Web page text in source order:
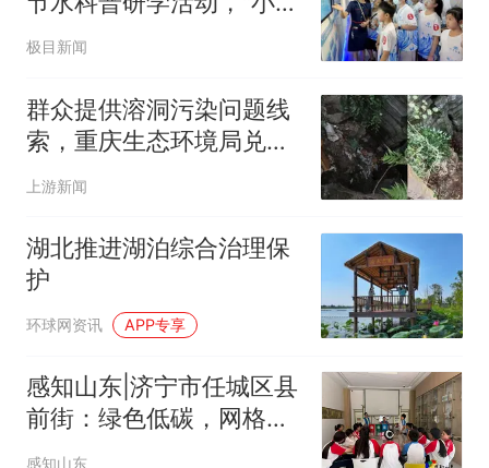
拉大手”助推节水型城区建
极目新闻
群众提供溶洞污染问题线
索，重庆生态环境局兑现
500元奖励
上游新闻
湖北推进湖泊综合治理保
护
环球网资讯 APP专享
感知山东|济宁市任城区县
前街：绿色低碳，网格倡
环保
感知山东